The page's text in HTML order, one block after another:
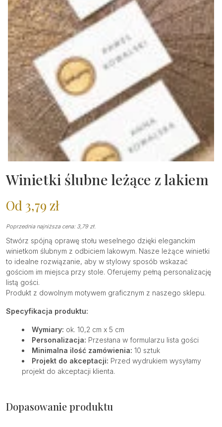
Winietki ślubne leżące z lakiem
Od 3,79 zł
Poprzednia najniższa cena: 3,79 zł.
Stwórz spójną oprawę stołu weselnego dzięki eleganckim
winietkom ślubnym z odbiciem lakowym. Nasze leżące winietki
to idealne rozwiązanie, aby w stylowy sposób wskazać
gościom im miejsca przy stole. Oferujemy pełną personalizację
listą gości.
Produkt z dowolnym motywem graficznym z naszego sklepu.
Specyfikacja produktu:
Wymiary: ok. 10,2 cm x 5 cm
Personalizacja: Przesłana w formularzu lista gości
Minimalna ilość zamówienia: 10 sztuk
Projekt do akceptacji: Przed wydrukiem wysyłamy
projekt do akceptacji klienta.
Dopasowanie produktu